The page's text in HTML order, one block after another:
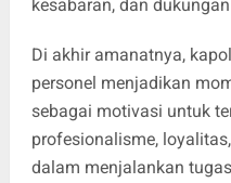
kesabaran, dan
Di akhir amanatnya,
personel menjadikan
sebagai motivasi untuk
profesionalisme,
dalam menjalankan